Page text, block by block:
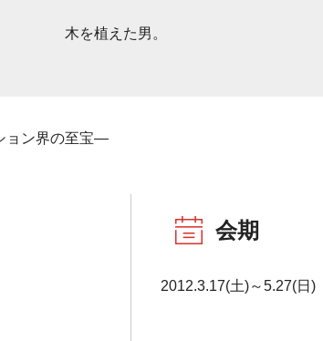
木を植えた男。
ョン界の至宝―
会期
2012.3.17(土)～5.27(日)